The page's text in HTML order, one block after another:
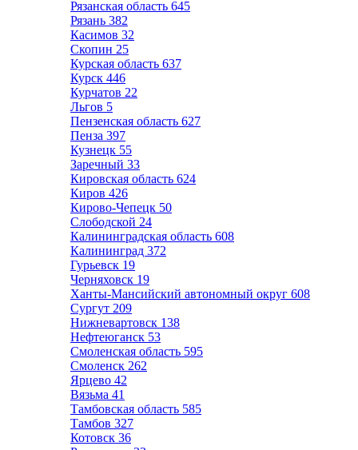
Рязанская область 645
Рязань 382
Касимов 32
Скопин 25
Курская область 637
Курск 446
Курчатов 22
Льгов 5
Пензенская область 627
Пенза 397
Кузнецк 55
Заречный 33
Кировская область 624
Киров 426
Кирово-Чепецк 50
Слободской 24
Калининградская область 608
Калининград 372
Гурьевск 19
Черняховск 19
Ханты-Мансийский автономный округ 608
Сургут 209
Нижневартовск 138
Нефтеюганск 53
Смоленская область 595
Смоленск 262
Ярцево 42
Вязьма 41
Тамбовская область 585
Тамбов 327
Котовск 36